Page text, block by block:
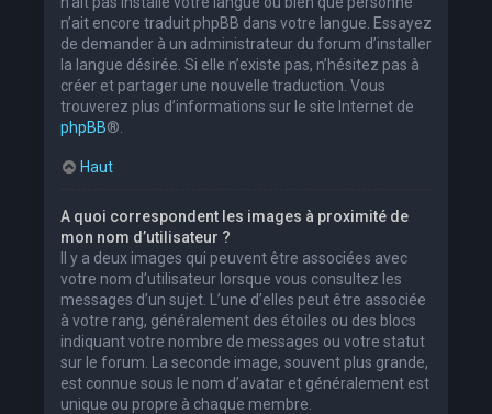
n’ait encore traduit phpBB dans votre langue. Essayez
de demander à un administrateur du forum d’installer
la langue désirée. Si elle n’existe pas, n’hésitez pas à
créer et partager une nouvelle traduction. Vous
trouverez plus d’informations sur le site Internet de
phpBB®.
Haut
A quoi correspondent les images à proximité de
mon nom d’utilisateur ?
Il y a deux images qui peuvent être associées avec
votre nom d’utilisateur lorsque vous consultez les
messages d’un sujet. L’une d’elles peut être associée
à votre rang, généralement des étoiles ou des blocs
indiquant votre nombre de messages ou votre statut
sur le forum. La seconde image, souvent plus grande,
est connue sous le nom d’avatar et généralement est
unique ou propre à chaque membre.